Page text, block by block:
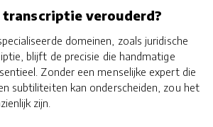
transcriptie verouderd?
domeinen, zoals juridische
blijft de precisie die handmatige
Zonder een menselijke expert die
subtiliteiten kan onderscheiden, zou het
zijn.